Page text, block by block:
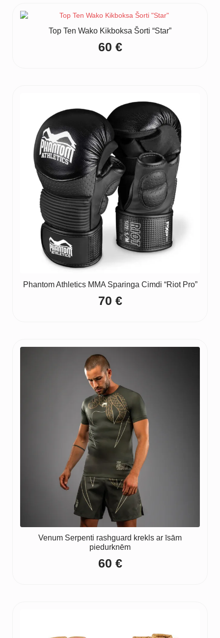
Top Ten Wako Kikboksa Šorti “Star”
60 €
Phantom Athletics MMA Sparinga Cimdi “Riot Pro”
70 €
Venum Serpenti rashguard krekls ar īsām
piedurknēm
60 €